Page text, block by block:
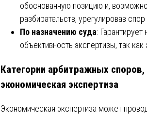
обоснованную позицию и,
разбирательств, урегулировав
По назначению суда: Гарантирует
объективность экспертизы, так
Категории арбитражных
экономическая экспертиза
Экономическая экспертиза может